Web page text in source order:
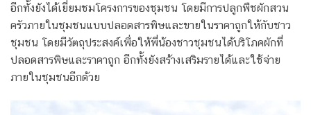
อีกทั้งยังได้เยี่ยมชมโครงการของชุมชน โดยมีการปลูกพืชผักสวน
ครัวภายในชุมชนแบบปลอดสารพิษและขายในราคาถูกให้กับชาว
ชุมชน โดยมีวัตถุประสงค์เพื่อให้พี่น้องชาวชุมชนได้บริโภคผักที่
ปลอดสารพิษและราคาถูก อีกทั้งยังสร้างเสริมรายได้และใช้จ่าย
ภายในชุมชนอีกด้วย